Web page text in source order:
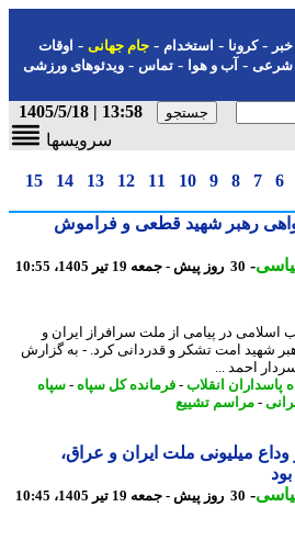
-کرونا-استخدام- جام جهانی-اوقات
-آب و هوا-تماس-ویدئوهای ورزشی
13:58 | 1405/5/18
سرویسها
7
8
9
10
11
12
13
14
15
رهبر شهید قطعی و فراموش
-30 روز پیش - جمعه 19 تیر 1405، 10:55
در پیامی از ملت سرافراز ایران و
امت تشکر و قدردانی کرد. - به گزارش
احمد ...
انقلاب-فرمانده کل سپاه-سپاه
- مراسم تشییع
میلیونی ملت ایران و عراق،
-30 روز پیش - جمعه 19 تیر 1405، 10:45